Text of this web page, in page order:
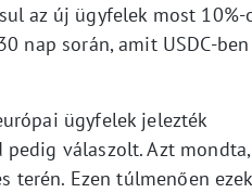
az új ügyfelek most 10%-
nap során, amit USDC-ben
ügyfelek jelezték
válaszolt. Azt mondta,
terén. Ezen túlmenően ezek